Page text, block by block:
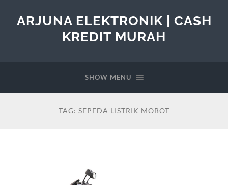
ARJUNA ELEKTRONIK | CASH
KREDIT MURAH
SHOW MENU
TAG: SEPEDA LISTRIK MOBOT